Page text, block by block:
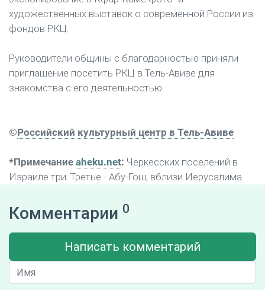
художественных выставок о современной России из
фондов РКЦ.
Руководители общины с благодарностью приняли
приглашение посетить РКЦ в Тель-Авиве для
знакомства с его деятельностью.
©Российский культурный центр в Тель-Авиве
*Примечание aheku.net: Черкесских поселений в
Израиле три. Третье - Абу-Гош, вблизи Иерусалима.
Комментарии 0
Написать комментарий